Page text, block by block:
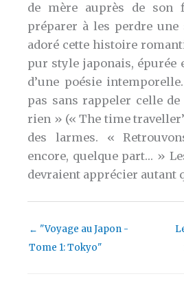
de mère auprès de son
préparer à les perdre une
adoré cette histoire
pur style japonais, épurée
d’une poésie
pas sans rappeler celle de
rien » (« The time
des larmes. «
encore, quelque part… »
devraient apprécier autant
← "Voyage au Japon -
Tome 1: Tokyo"